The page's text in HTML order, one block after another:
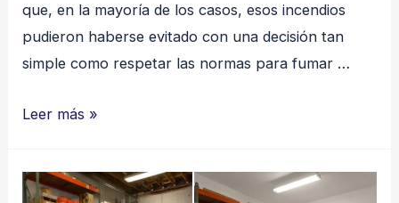
que, en la mayoría de los casos, esos incendios
pudieron haberse evitado con una decisión tan
simple como respetar las normas para fumar …
Como
hábito
Leer más »